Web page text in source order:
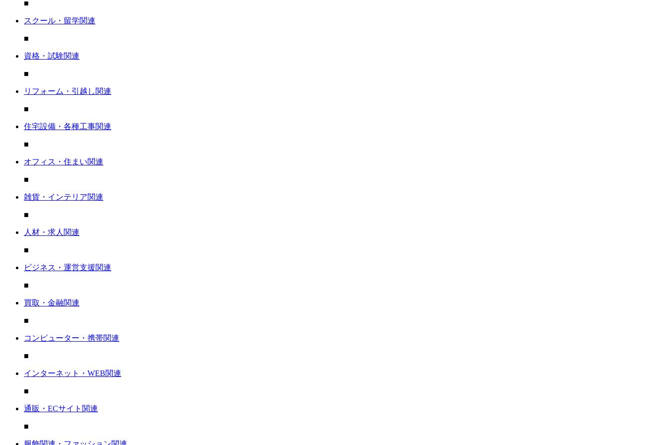
■
スクール・留学関連
■
資格・試験関連
■
リフォーム・引越し関連
■
住宅設備・各種工事関連
■
オフィス・住まい関連
■
雑貨・インテリア関連
■
人材・求人関連
■
ビジネス・運営支援関連
■
買取・金融関連
■
コンピューター・携帯関連
■
インターネット・WEB関連
■
通販・ECサイト関連
■